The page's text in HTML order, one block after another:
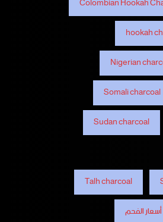
hookah
Nigerian
Somali charcoal
Sudan charcoal
Talh charcoal
أسعار الفحم